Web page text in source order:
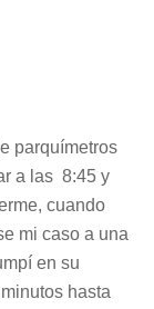
parquímetros
a las 8:45 y
cuando
mi caso a una
en su
hasta